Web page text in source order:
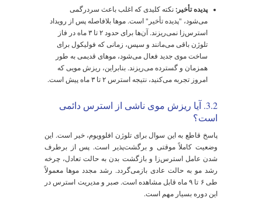
ایجاد می‌شود، همزمان که باعث شعله‌ور شدن آکنه
اگزما می‌شود، در پس‌زمینه در حال تخریب ساختارهای
پوست و تسریع روند پیری است. این دو پدیده جدا از هم
بلکه دو روی یک سکه (التهاب مزمن) هستند.
چین و چروک:تخریب مداوم کلاژن و الاستین در اثر
کورتیزول بالا، استحکام و انعطاف‌پذیری پوست را از بین
برده و منجر به ایجاد خطوط ریز و چین و چروک‌های
عمیق، به خصوص در پیشانی و اطراف چشم‌ها می‌شود.
کدری و خشکی پوست:استرس با مختل کردن عملکرد
سد دفاعی و کاهش جریان خون مویرگی، باعث می‌شود
پوست نتواند رطوبت را حفظ کند و کدر، خسته و بی‌روح
به نظر برسد.
استرس و لک صورت (هایپرپیگمنتیشن):